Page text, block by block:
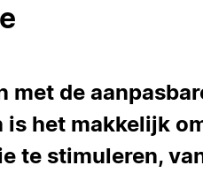
de
het makkelijk
te stimuleren,